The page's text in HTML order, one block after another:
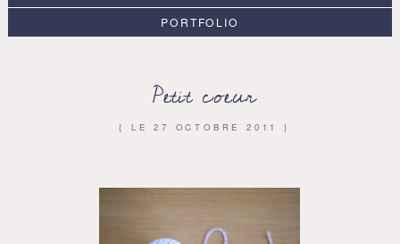
PORTFOLIO
Petit coeur
{ LE27 OCTOBRE 2011 }